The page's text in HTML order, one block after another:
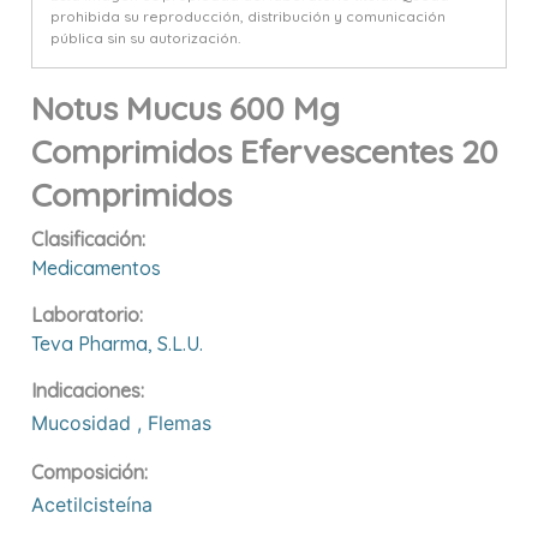
prohibida su reproducción, distribución y comunicación
pública sin su autorización.
Notus Mucus 600 Mg
Comprimidos Efervescentes 20
Comprimidos
Clasificación:
Medicamentos
Laboratorio:
Teva Pharma, S.l.u.
Indicaciones:
Mucosidad , Flemas
Composición:
Acetilcisteína